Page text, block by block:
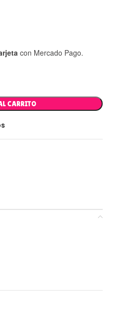
con Mercado Pago.
CARRITO